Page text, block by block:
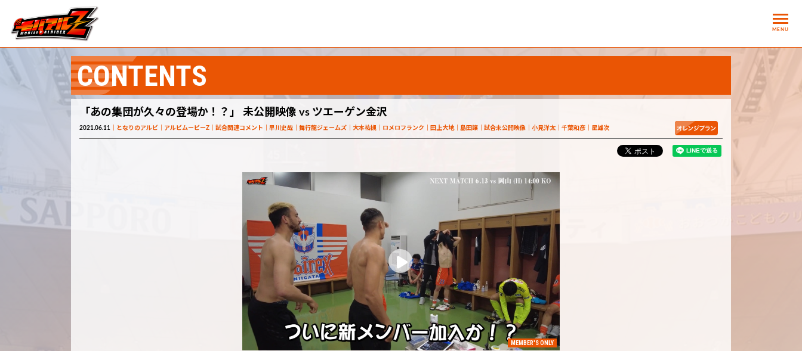
MENU
CONTENTS
「あの集団が久々の登場か！？」 未公開映像 vs ツエーゲン金沢
2021.06.11 となりのアルビ アルビムービーZ 試合関連コメント 早川史哉 舞行龍ジェームズ 大本祐槻 ロメロフランク 田上大地 島田譲 試合未公開映像 小見洋太 千葉和彦 星雄次
MEMBER'S ONLY